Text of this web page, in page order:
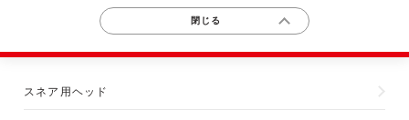
スネア用ヘッド